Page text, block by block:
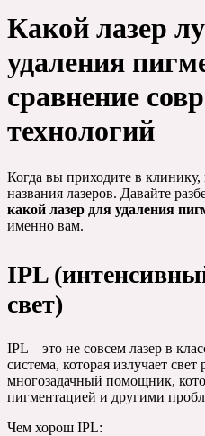
Какой лазер
удаления
сравнение
технологий
Когда вы приходите в
названия лазеров. Давайте
какой лазер для удаления
именно вам.
IPL
свет)
IPL – это не совсем лазер в
система, которая излучает
многозадачный помощник,
пигментацией и другими
Чем хорош IPL: